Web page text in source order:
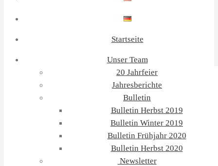
Startseite
Unser Team
20 Jahrfeier
Jahresberichte
Bulletin
Bulletin Herbst 2019
Bulletin Winter 2019
Bulletin Frühjahr 2020
Bulletin Herbst 2020
Newsletter